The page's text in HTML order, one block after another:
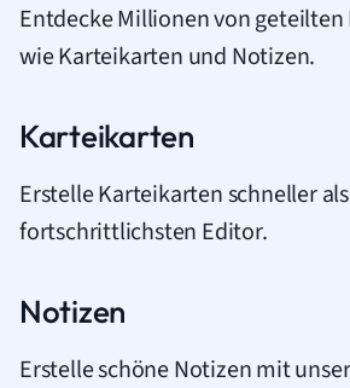
Entdecke Millionen von
wie Karteikarten und Notizen.
Karteikarten
Erstelle Karteikarten schneller
fortschrittlichsten Editor.
Notizen
Erstelle schöne Notizen mit